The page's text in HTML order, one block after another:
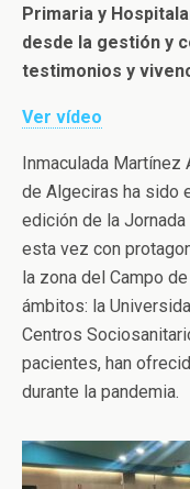
Primaria y
desde la gestión y
testimonios y
Ver vídeo
Inmaculada Martínez
de Algeciras ha sido
edición de la Jornada
esta vez con
la zona del Campo
ámbitos: la
Centros
pacientes, han
durante la pandemia.